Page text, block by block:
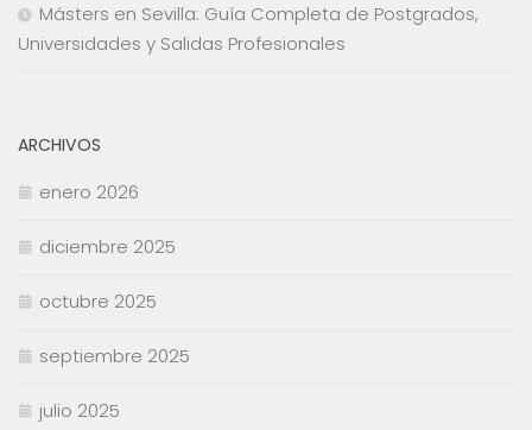
Másters en Sevilla: Guía Completa de Postgrados,
Universidades y Salidas Profesionales
ARCHIVOS
enero 2026
diciembre 2025
octubre 2025
septiembre 2025
julio 2025